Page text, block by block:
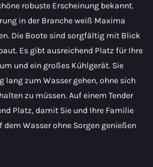
robuste Erscheinung bekannt.
in der Branche weiß Maxima
Die Boote sind sorgfältig mit Blick
Es gibt ausreichend Platz für Ihre
und ein großes Kühlgerät. Sie
lang zum Wasser gehen, ohne sich
zu müssen. Auf einem Tender
Platz, damit Sie und Ihre Familie
dem Wasser ohne Sorgen genießen